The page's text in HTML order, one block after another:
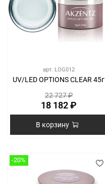
арт. LOG012
UV/LED OPTIONS CLEAR 45г
22 727 ₽
18 182 ₽
В корзину
-20%